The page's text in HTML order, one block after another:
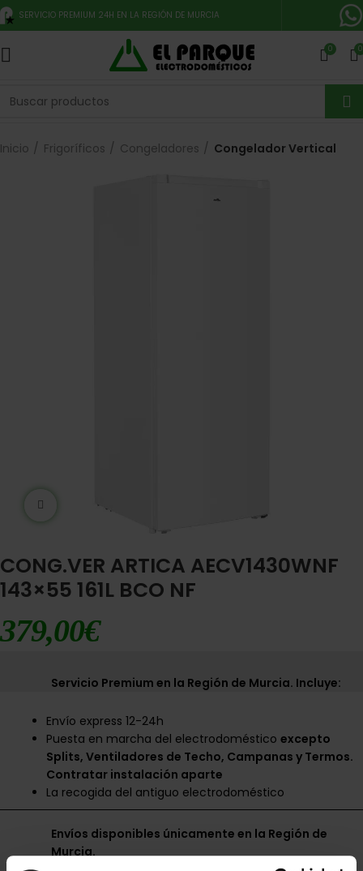
SERVICIO PREMIUM 24H EN LA REGIÓN DE MURCIA
0 0
Inicio Frigoríficos Congeladores Congelador Vertical
Ampliar imágen
CONG.VER ARTICA AECV1430WNF
143×55 161L BCO NF
379,00€
Servicio Premium en la Región de Murcia. Incluye:
Envío express 12-24h
Puesta en marcha del electrodomésticoexcepto
Splits, Ventiladores de Techo, Campanas y Termos.
Contratar instalación aparte
La recogida del antiguo electrodoméstico
Envíos disponibles únicamente en la Región de
Murcia.